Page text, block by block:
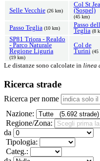
Selle Vecchie (26 km)
Col St
(Sospel)
(45 km)
Passo Teglia (10 km)
Passo
Teglia (8
SP81 Triora - Realdo
- Parco Naturale
Regione Liguria
(19 km)
Col de
Turini (45
Le distanze sono calcolate in linea
Ricerca strade
Ricerca per nome
Nazione:
Regione/Zona:
da
Tipologia:
Categ.: